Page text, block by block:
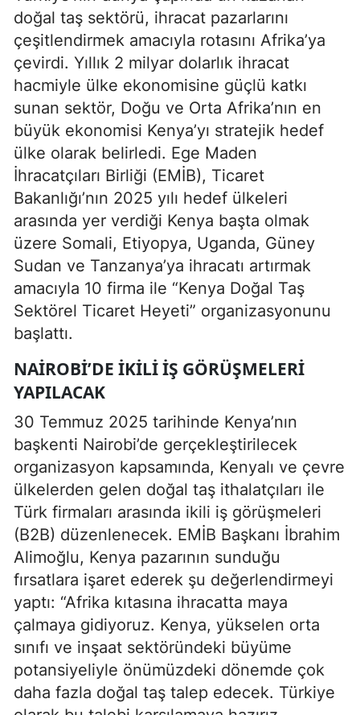
doğal taş sektörü, ihracat pazarlarını
çeşitlendirmek amacıyla rotasını Afrika’ya
çevirdi. Yıllık 2 milyar dolarlık ihracat
hacmiyle ülke ekonomisine güçlü katkı
sunan sektör, Doğu ve Orta Afrika’nın en
büyük ekonomisi Kenya’yı stratejik hedef
ülke olarak belirledi. Ege Maden
İhracatçıları Birliği (EMİB), Ticaret
Bakanlığı’nın 2025 yılı hedef ülkeleri
arasında yer verdiği Kenya başta olmak
üzere Somali, Etiyopya, Uganda, Güney
Sudan ve Tanzanya’ya ihracatı artırmak
amacıyla 10 firma ile “Kenya Doğal Taş
Sektörel Ticaret Heyeti” organizasyonunu
başlattı.
NAIROBI’DE İKILI İŞ GÖRÜŞMELERI
YAPILACAK
30 Temmuz 2025 tarihinde Kenya’nın
başkenti Nairobi’de gerçekleştirilecek
organizasyon kapsamında, Kenyalı ve çevre
ülkelerden gelen doğal taş ithalatçıları ile
Türk firmaları arasında ikili iş görüşmeleri
(B2B) düzenlenecek. EMİB Başkanı İbrahim
Alimoğlu, Kenya pazarının sunduğu
fırsatlara işaret ederek şu değerlendirmeyi
yaptı: “Afrika kıtasına ihracatta maya
çalmaya gidiyoruz. Kenya, yükselen orta
sınıfı ve inşaat sektöründeki büyüme
potansiyeliyle önümüzdeki dönemde çok
daha fazla doğal taş talep edecek. Türkiye